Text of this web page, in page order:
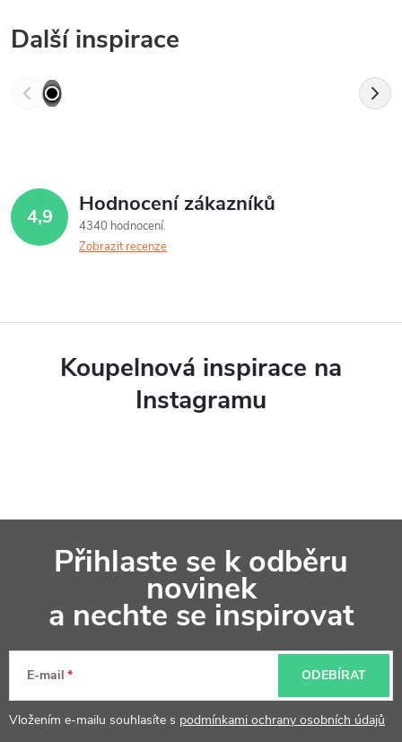
Další inspirace
4,9 Hodnocení zákazníků
4340 hodnocení
Zobrazit recenze
Koupelnová inspirace na
Instagramu
a
Přihlaste se k odběru
novinek
a nechte se inspirovat
E-mail
Vložením e-mailu souhlasíte s podmínkami ochrany osobních údajů
ODEBÍRAT